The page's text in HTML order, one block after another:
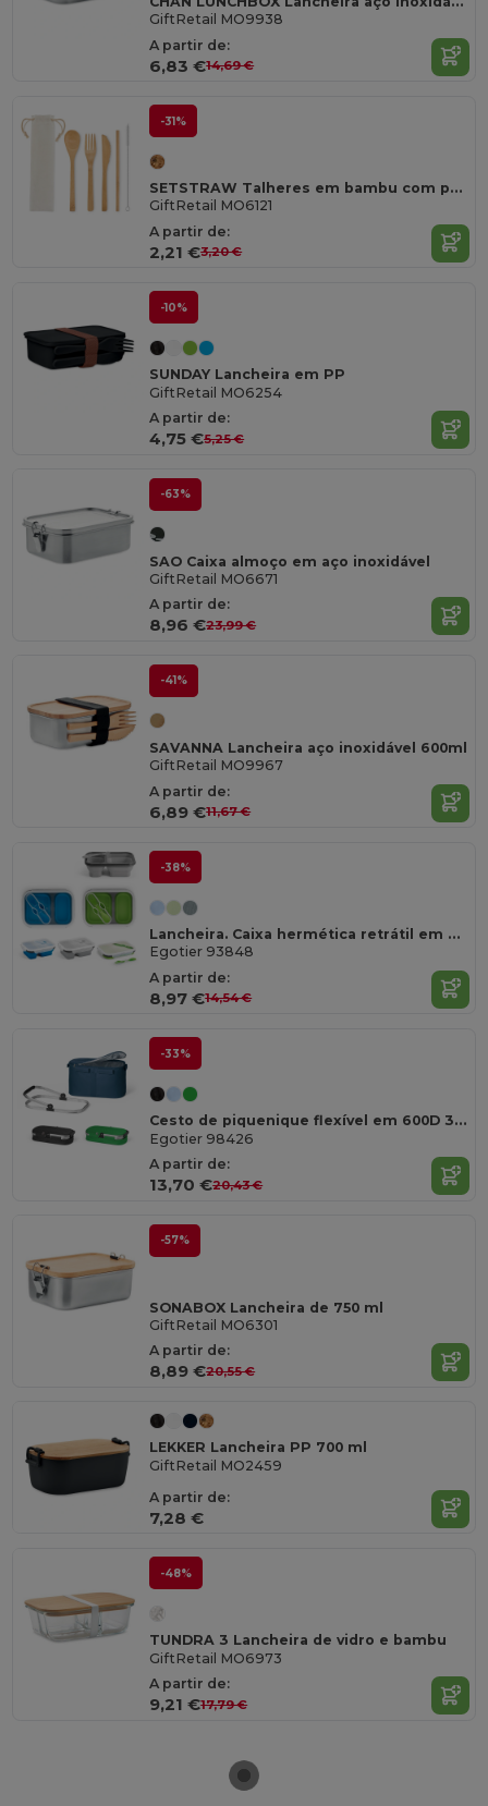
GiftRetail MO9938
A partir de:
6,83 €14,69 €
-31%
SETSTRAW Talheres em bambu com palhinha
GiftRetail MO6121
A partir de:
2,21 €3,20 €
-10%
SUNDAY Lancheira em PP
GiftRetail MO6254
A partir de:
4,75 €5,25 €
-63%
SAO Caixa almoço em aço inoxidável
GiftRetail MO6671
A partir de:
8,96 €23,99 €
-41%
SAVANNA Lancheira aço inoxidável 600ml
GiftRetail MO9967
A partir de:
6,89 €11,67 €
-38%
Lancheira. Caixa hermética retrátil em silicone e PP (480 e 760 mL)
Egotier 93848
A partir de:
8,97 €14,54 €
-33%
Cesto de piquenique flexível em 600D 30 L
Egotier 98426
A partir de:
13,70 €20,43 €
-57%
SONABOX Lancheira de 750 ml
GiftRetail MO6301
A partir de:
8,89 €20,55 €
LEKKER Lancheira PP 700 ml
GiftRetail MO2459
A partir de:
7,28 €
-48%
TUNDRA 3 Lancheira de vidro e bambu
GiftRetail MO6973
A partir de:
9,21 €17,79 €